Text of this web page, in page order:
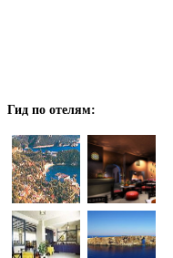
Гид по отелям: